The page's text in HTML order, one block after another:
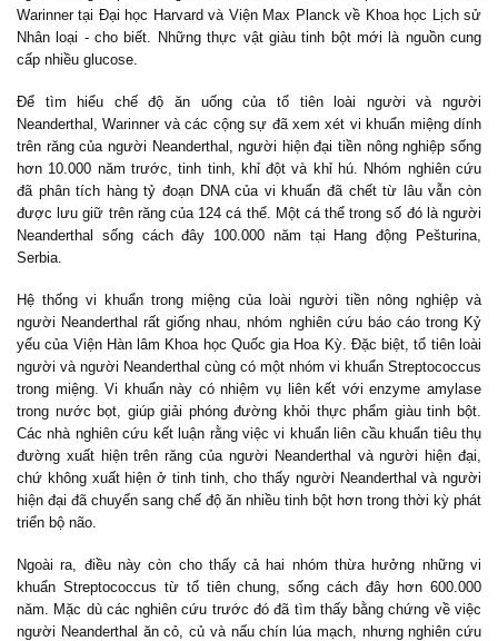
Warinner tại Đại học Harvard và Viện Max Planck về Khoa học Lịch sử
Nhân loại - cho biết. Những thực vật giàu tinh bột mới là nguồn cung
cấp nhiều glucose.
Để tìm hiểu chế độ ăn uống của tổ tiên loài người và người
Neanderthal, Warinner và các cộng sự đã xem xét vi khuẩn miệng dính
trên răng của người Neanderthal, người hiện đại tiền nông nghiệp sống
hơn 10.000 năm trước, tinh tinh, khỉ đột và khỉ hú. Nhóm nghiên cứu
đã phân tích hàng tỷ đoạn DNA của vi khuẩn đã chết từ lâu vẫn còn
được lưu giữ trên răng của 124 cá thể. Một cá thể trong số đó là người
Neanderthal sống cách đây 100.000 năm tại Hang động Pešturina,
Serbia.
Hệ thống vi khuẩn trong miệng của loài người tiền nông nghiệp và
người Neanderthal rất giống nhau, nhóm nghiên cứu báo cáo trong Kỷ
yếu của Viện Hàn lâm Khoa học Quốc gia Hoa Kỳ. Đặc biệt, tổ tiên loài
người và người Neanderthal cùng có một nhóm vi khuẩn Streptococcus
trong miệng. Vi khuẩn này có nhiệm vụ liên kết với enzyme amylase
trong nước bọt, giúp giải phóng đường khỏi thực phẩm giàu tinh bột.
Các nhà nghiên cứu kết luận rằng việc vi khuẩn liên cầu khuẩn tiêu thụ
đường xuất hiện trên răng của người Neanderthal và người hiện đại,
chứ không xuất hiện ở tinh tinh, cho thấy người Neanderthal và người
hiện đại đã chuyển sang chế độ ăn nhiều tinh bột hơn trong thời kỳ phát
triển bộ não.
Ngoài ra, điều này còn cho thấy cả hai nhóm thừa hưởng những vi
khuẩn Streptococcus từ tổ tiên chung, sống cách đây hơn 600.000
năm. Mặc dù các nghiên cứu trước đó đã tìm thấy bằng chứng về việc
người Neanderthal ăn cỏ, củ và nấu chín lúa mạch, nhưng nghiên cứu